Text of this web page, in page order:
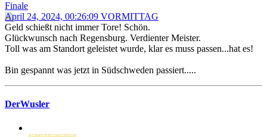
Finale
April 24, 2024, 00:26:09 VORMITTAG
Geld schießt nicht immer Tore! Schön.
Glückwunsch nach Regensburg. Verdienter Meister.
Toll was am Standort geleistet wurde, klar es muss passen...hat es!
Bin gespannt was jetzt in Südschweden passiert.....
DerWusler